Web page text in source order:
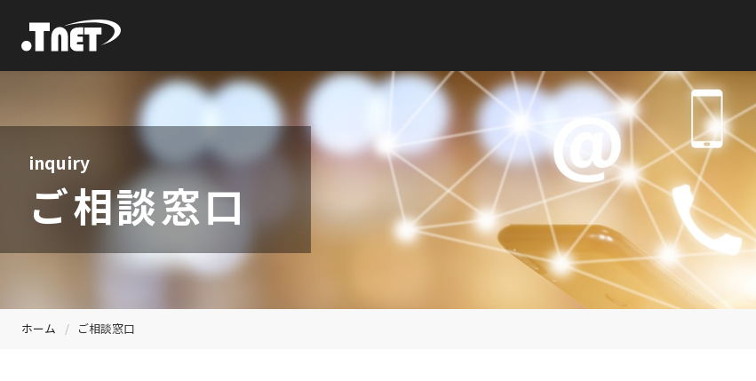
inquiry
ご相談窓口
ホーム ご相談窓口